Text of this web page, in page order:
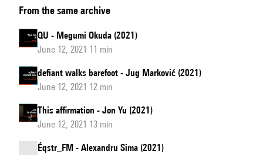
Perfect
anti-
object
a
silent
agent…)
From the same archive
QU - Megumi Okuda (2021)
June 12, 2021 11 min
defiant walks barefoot - Jug Marković (2021)
June 12, 2021 12 min
This affirmation - Jon Yu (2021)
June 12, 2021 13 min
Éqstr_FM - Alexandru Sima (2021)